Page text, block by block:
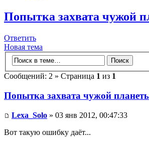
Попытка захвата чужой
Ответить
Новая тема
Сообщений: 2 » Страница 1 из 1
Попытка захвата чужой
Lexa_Solo » 03 янв 2012, 00:47:33
Вот такую ошибку даёт...